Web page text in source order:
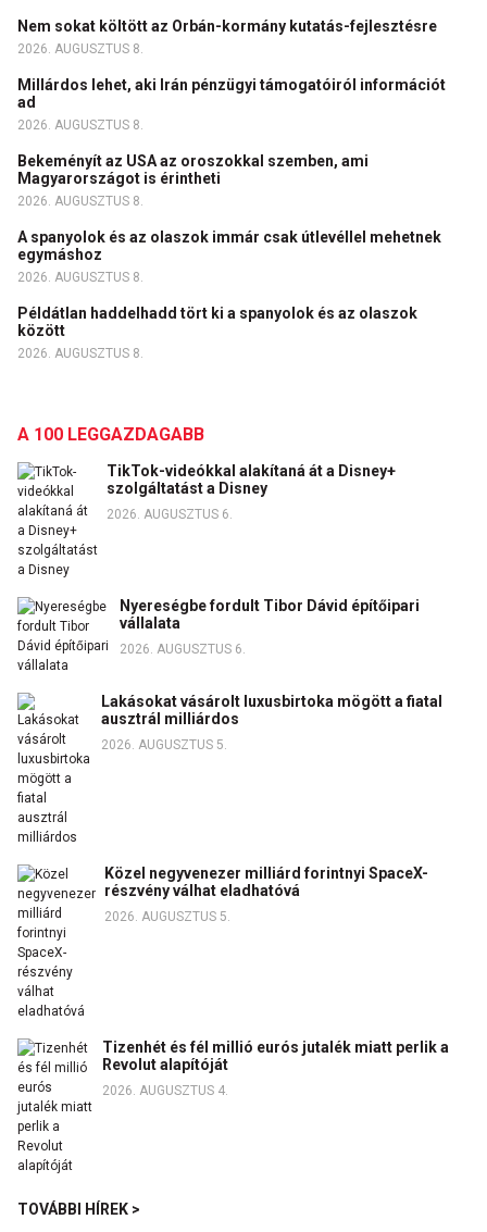
Nem sokat költött az Orbán-kormány kutatás-fejlesztésre
2026. AUGUSZTUS 8.
Millárdos lehet, aki Irán pénzügyi támogatóiról információt
ad
2026. AUGUSZTUS 8.
Bekeményít az USA az oroszokkal szemben, ami
Magyarországot is érintheti
2026. AUGUSZTUS 8.
A spanyolok és az olaszok immár csak útlevéllel mehetnek
egymáshoz
2026. AUGUSZTUS 8.
Példátlan haddelhadd tört ki a spanyolok és az olaszok
között
2026. AUGUSZTUS 8.
A 100 LEGGAZDAGABB
TikTok-videókkal alakítaná át a Disney+
szolgáltatást a Disney
2026. AUGUSZTUS 6.
Nyereségbe fordult Tibor Dávid építőipari
vállalata
2026. AUGUSZTUS 6.
Lakásokat vásárolt luxusbirtoka mögött a fiatal
ausztrál milliárdos
2026. AUGUSZTUS 5.
Közel negyvenezer milliárd forintnyi SpaceX-
részvény válhat eladhatóvá
2026. AUGUSZTUS 5.
Tizenhét és fél millió eurós jutalék miatt perlik a
Revolut alapítóját
2026. AUGUSZTUS 4.
TOVÁBBI HÍREK >